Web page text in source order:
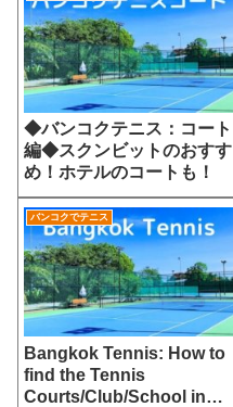
◆バンコクテニス：コート
編◆スクンビットのおすす
め！ホテルのコートも！
バンコクでテニス
Bangkok Tennis: How to
find the Tennis
Courts/Club/School in